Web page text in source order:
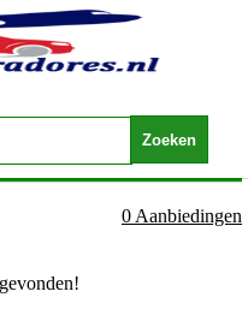
- Durango
0 Aanbiedingen